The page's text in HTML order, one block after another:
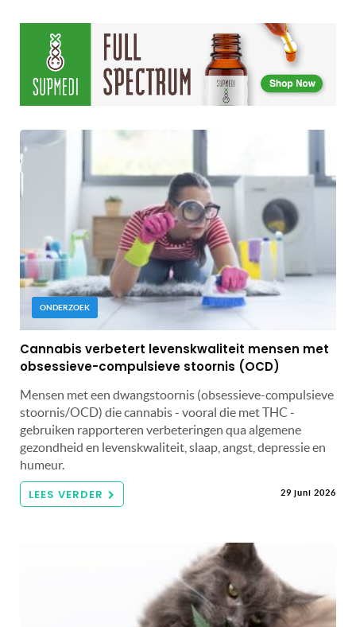
ONDERZOEK
Cannabis verbetert levenskwaliteit mensen met
obsessieve-compulsieve stoornis (OCD)
Mensen met een dwangstoornis (obsessieve-compulsieve
stoornis/OCD) die cannabis - vooral die met THC -
gebruiken rapporteren verbeteringen qua algemene
gezondheid en levenskwaliteit, slaap, angst, depressie en
humeur.
LEES VERDER 29 juni 2026